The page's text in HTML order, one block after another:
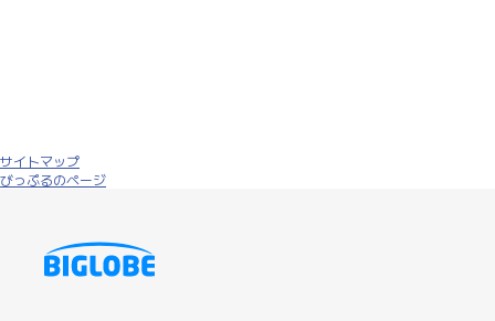
サイトマップ
びっぷるのページ